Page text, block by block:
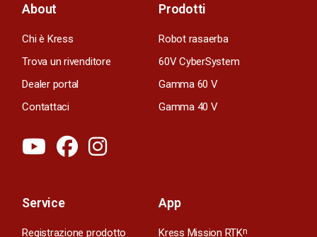
About
Chi è Kress
Trova un rivenditore
Dealer portal
Contattaci
Prodotti
Robot rasaerba
60V CyberSystem
Gamma 60 V
Gamma 40 V
Service
Registrazione prodotto
App
Kress Mission RTKn